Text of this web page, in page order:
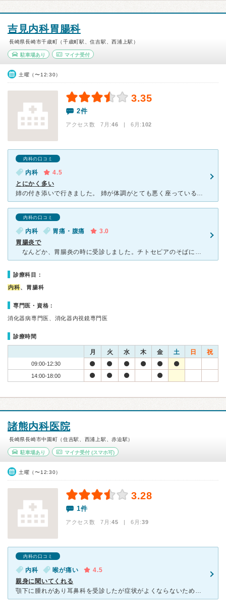
吉見内科胃腸科
長崎県長崎市千歳町（千歳町駅、住吉駅、西浦上駅）
駐車場あり マイナ受付
土曜（〜12:30）
3.35
2件
アクセス数 7月:46 | 6月:102
内科の口コミ
内科
4.5
とにかく多い
姉の付き添いで行きました。 姉が体調がとても悪く座っているのも ままならずの状態で行ってすぐに 察して下さったスタッフの方がすぐに ベッドへと案内して下さいました。 待合室は待っている人であ
内科の口コミ
内科 胃痛・腹痛
3.0
胃腸炎で
なんどか、胃腸炎の時に受診しました。チトセピアのそばにあるクリニックです。 時間帯によっては混み合うので、受診の時には注意が必要です。咳をしている患者にはマスクを渡してくれるなど気配りが行き届いて
診療科目：
内科、胃腸科
専門医・資格：
消化器病専門医、消化器内視鏡専門医
診療時間
月 火 水 木 金 土 日 祝
09:00-12:30
14:00-18:00
諸熊内科医院
長崎県長崎市中園町（住吉駅、西浦上駅、赤迫駅）
駐車場あり マイナ受付(スマホ可)
土曜（〜12:30）
3.28
1件
アクセス数 7月:45 | 6月:39
内科の口コミ
内科 喉が痛い
4.5
親身に聞いてくれる
顎下に腫れがあり耳鼻科を受診したが症状がよくならないため、何か他の原因があるのではないかとこちらを受診。 いろいろと診察をしてもらい内科的には問題なしと言われ、顎下の腫れがひどいので総合病院で診ても